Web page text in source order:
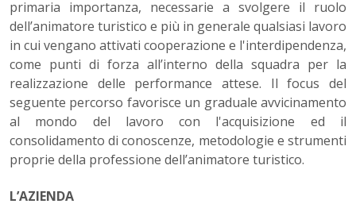
primaria importanza, necessarie a svolgere il ruolo
dell’animatore turistico e più in generale qualsiasi lavoro
in cui vengano attivati cooperazione e l'interdipendenza,
come punti di forza all’interno della squadra per la
realizzazione delle performance attese. Il focus del
seguente percorso favorisce un graduale avvicinamento
al mondo del lavoro con l'acquisizione ed il
consolidamento di conoscenze, metodologie e strumenti
proprie della professione dell’animatore turistico.
L’AZIENDA